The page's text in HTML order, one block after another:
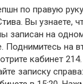
по правую
Вы узнаете,
записан на
Поднимитесь на
кабинет
записку